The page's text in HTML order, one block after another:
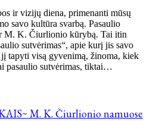
ir vizijų diena, primenanti mūsų
savo kultūra svarbą. Pasaulio
M. K. Čiurlionio kūrybą. Tai itin
sutvėrimas“, apie kurį jis savo
tapyti visą gyvenimą, žinoma, kiek
pasaulio sutvėrimas, tiktai…
M. K. Čiurlionio namuose